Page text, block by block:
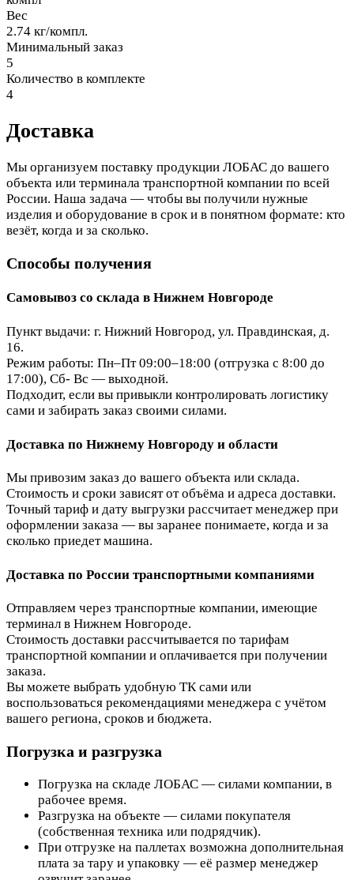
Вес
2.74 кг/компл.
Минимальный заказ
5
Количество в комплекте
4
Доставка
Мы организуем поставку продукции ЛОБАС до вашего
объекта или терминала транспортной компании по всей
России. Наша задача — чтобы вы получили нужные
изделия и оборудование в срок и в понятном формате: кто
везёт, когда и за сколько.
Способы получения
Самовывоз со склада в Нижнем Новгороде
Пункт выдачи: г. Нижний Новгород, ул. Правдинская, д.
16.
Режим работы: Пн–Пт 09:00–18:00 (отгрузка с 8:00 до
17:00), Сб- Вс — выходной.
Подходит, если вы привыкли контролировать логистику
сами и забирать заказ своими силами.
Доставка по Нижнему Новгороду и области
Мы привозим заказ до вашего объекта или склада.
Стоимость и сроки зависят от объёма и адреса доставки.
Точный тариф и дату выгрузки рассчитает менеджер при
оформлении заказа — вы заранее понимаете, когда и за
сколько приедет машина.
Доставка по России транспортными компаниями
Отправляем через транспортные компании, имеющие
терминал в Нижнем Новгороде.
Стоимость доставки рассчитывается по тарифам
транспортной компании и оплачивается при получении
заказа.
Вы можете выбрать удобную ТК сами или
воспользоваться рекомендациями менеджера с учётом
вашего региона, сроков и бюджета.
Погрузка и разгрузка
Погрузка на складе ЛОБАС — силами компании, в
рабочее время.
Разгрузка на объекте — силами покупателя
(собственная техника или подрядчик).
При отгрузке на паллетах возможна дополнительная
плата за тару и упаковку — её размер менеджер